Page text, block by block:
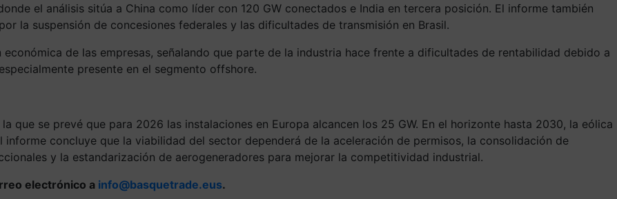
el análisis sitúa a China como líder con 120 GW conectados e India en tercera posición. El informe también
la suspensión de concesiones federales y las dificultades de transmisión en Brasil.
de las empresas, señalando que parte de la industria hace frente a dificultades de rentabilidad debido a
presente en el segmento offshore.
que se prevé que para 2026 las instalaciones en Europa alcancen los 25 GW. En el horizonte hasta 2030, la eólica
informe concluye que la viabilidad del sector dependerá de la aceleración de permisos, la consolidación de
y la estandarización de aerogeneradores para mejorar la competitividad industrial.
electrónico a info@basquetrade.eus.